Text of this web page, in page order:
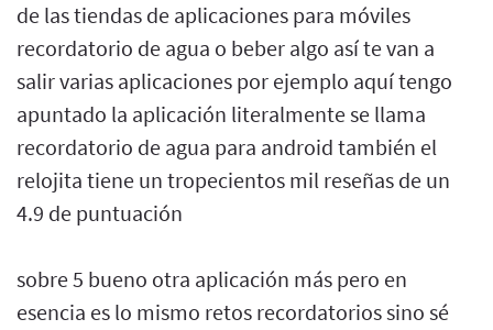
de las tiendas de aplicaciones para móviles
recordatorio de agua o beber algo así te van a
salir varias aplicaciones por ejemplo aquí tengo
apuntado la aplicación literalmente se llama
recordatorio de agua para android también el
relojita tiene un tropecientos mil reseñas de un
4.9 de puntuación
sobre 5 bueno otra aplicación más pero en
esencia es lo mismo retos recordatorios sino sé